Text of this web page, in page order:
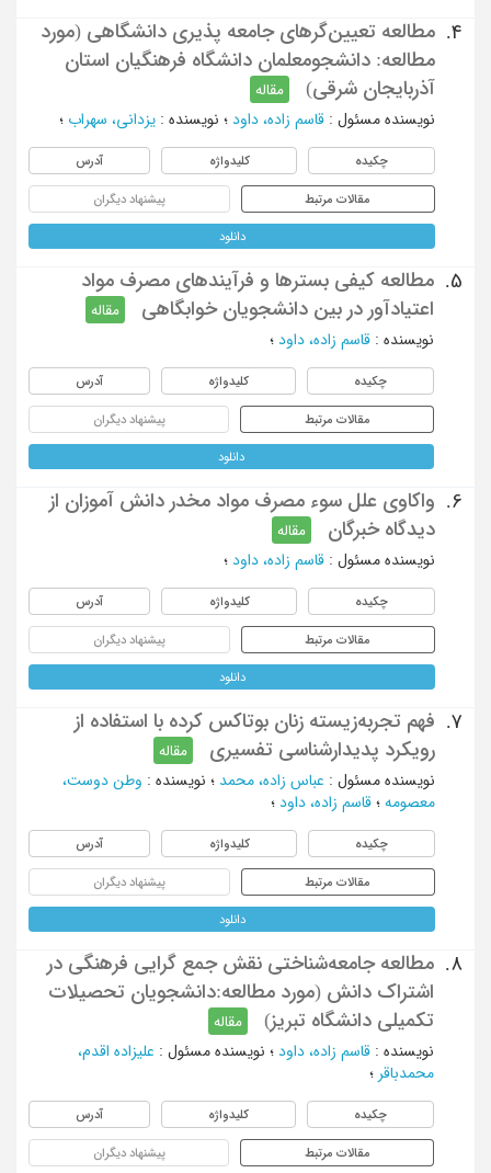
4.
مطالعه تعیین‌گرهای جامعه پذیری دانشگاهی (مورد
مطالعه: دانشجومعلمان دانشگاه فرهنگیان استان
آذربایجان شرقی)
مقاله
نویسنده مسئول : قاسم زاده، داود ؛ نویسنده : یزدانی، سهراب ؛
چکیده کلیدواژه آدرس
مقالات مرتبط پیشنهاد دیگران
دانلود
5.
مطالعه کیفی بسترها و فرآیندهای مصرف مواد
اعتیادآور در بین دانشجویان خوابگاهی
مقاله
نویسنده : قاسم زاده، داود ؛
چکیده کلیدواژه آدرس
مقالات مرتبط پیشنهاد دیگران
دانلود
6.
واکاوی علل سوء مصرف مواد مخدر دانش آموزان از
دیدگاه خبرگان
مقاله
نویسنده مسئول : قاسم‌ زاده، داود ؛
چکیده کلیدواژه آدرس
مقالات مرتبط پیشنهاد دیگران
دانلود
7.
فهم تجربه‌زیسته زنان بوتاکس کرده با استفاده از
رویکرد پدیدارشناسی تفسیری
مقاله
نویسنده مسئول : عباس زاده، محمد ؛ نویسنده : وطن دوست،
معصومه ؛ قاسم زاده، داود ؛
چکیده کلیدواژه آدرس
مقالات مرتبط پیشنهاد دیگران
دانلود
8.
مطالعه جامعه‌شناختی نقش جمع گرایی فرهنگی در
اشتراک دانش (مورد مطالعه:دانشجویان تحصیلات
تکمیلی دانشگاه تبریز)
مقاله
نویسنده : قاسم زاده، داود ؛ نویسنده مسئول : علیزاده اقدم،
محمدباقر ؛
چکیده کلیدواژه آدرس
مقالات مرتبط پیشنهاد دیگران